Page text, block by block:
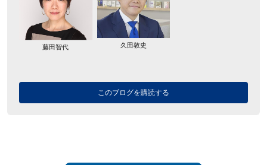
藤田智代 久田敦史
このブログを購読する